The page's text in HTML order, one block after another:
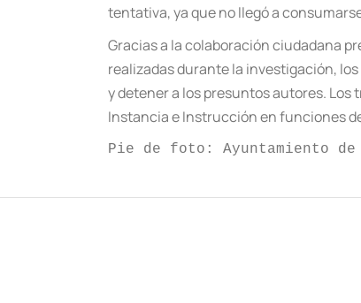
tentativa, ya que no llegó a
Gracias a la colaboración ciudadana
realizadas durante la investigación,
y detener a los presuntos autores.
Instancia e Instrucción en funciones
Pie de foto: Ayuntamiento